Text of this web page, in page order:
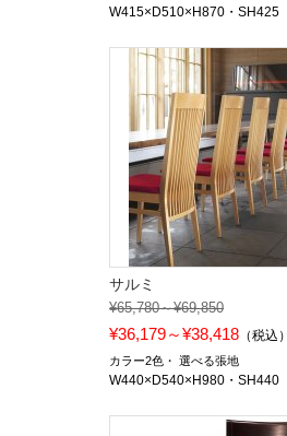
W415×D510×H870・SH425
サルミ
¥65,780～¥69,850
¥36,179～¥38,418 （税込）
カラー2色 選べる張地
W440×D540×H980・SH440